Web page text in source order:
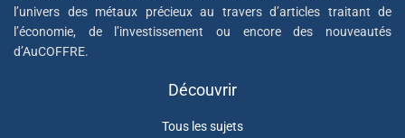
l’univers des métaux précieux au travers d’articles traitant de
l’économie, de l’investissement ou encore des nouveautés
d’AuCOFFRE.
Découvrir
Tous les sujets